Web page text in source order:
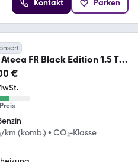
Kontakt Parken
FR Black Edition 1.5 TSI
DSG *ACC*
€
km (komb.) • CO₂-Klasse